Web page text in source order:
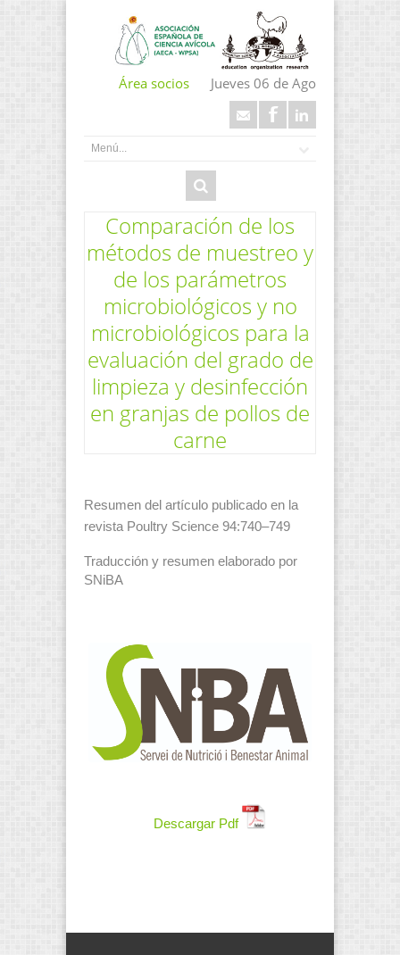
Área socios Jueves 06 de Ago
Comparación de los
métodos de muestreo y
de los parámetros
microbiológicos y no
microbiológicos para la
evaluación del grado de
limpieza y desinfección
en granjas de pollos de
carne
Resumen del artículo publicado en la
revista Poultry Science 94:740–749
Traducción y resumen elaborado por
SNiBA
Descargar Pdf